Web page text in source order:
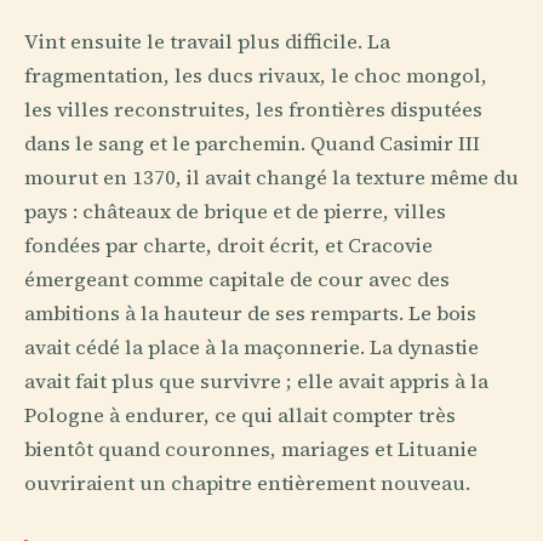
Vint ensuite le travail plus difficile. La
fragmentation, les ducs rivaux, le choc mongol,
les villes reconstruites, les frontières disputées
dans le sang et le parchemin. Quand Casimir III
mourut en 1370, il avait changé la texture même du
pays : châteaux de brique et de pierre, villes
fondées par charte, droit écrit, et Cracovie
émergeant comme capitale de cour avec des
ambitions à la hauteur de ses remparts. Le bois
avait cédé la place à la maçonnerie. La dynastie
avait fait plus que survivre ; elle avait appris à la
Pologne à endurer, ce qui allait compter très
bientôt quand couronnes, mariages et Lituanie
ouvriraient un chapitre entièrement nouveau.